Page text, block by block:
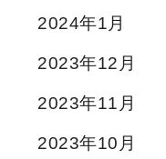
2024年1月
2023年12月
2023年11月
2023年10月